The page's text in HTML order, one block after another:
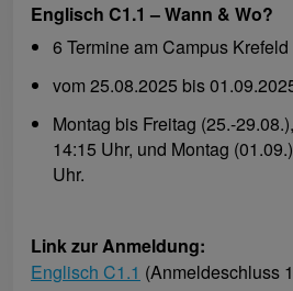
Englisch C1.1 – Wann & Wo?
6 Termine am Campus Krefeld
vom 25.08.2025 bis
Montag bis Freitag (25.-
14:15 Uhr, und Montag
Uhr.
Link zur Anmeldung:
Englisch C1.1 (Anmeldeschluss